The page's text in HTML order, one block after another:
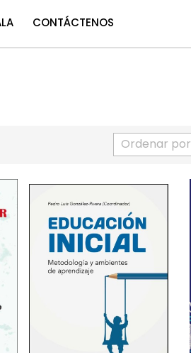
CONTÁCTENOS
Ordenar por